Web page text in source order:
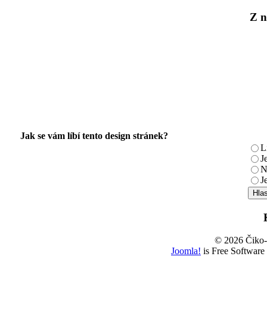
Z
Jak se vám líbí tento design stránek?
© 2026 Čiko-
Joomla! is Free